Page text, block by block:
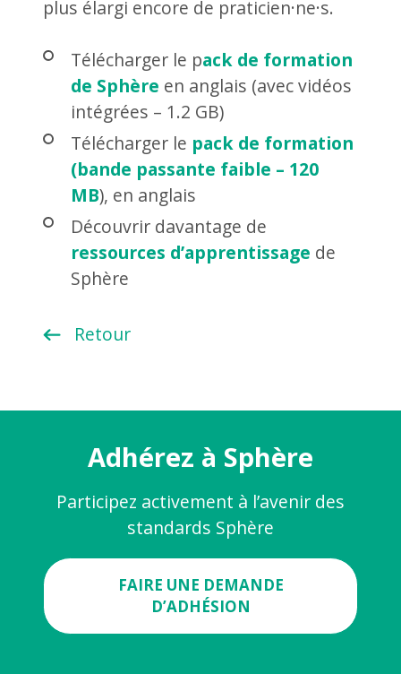
plus élargi encore de praticien·ne·s.
Télécharger le pack de formation
de Sphère en anglais (avec vidéos
intégrées – 1.2 GB)
Télécharger le pack de formation
(bande passante faible – 120
MB), en anglais
Découvrir davantage de
ressources d’apprentissage de
Sphère
Retour
Adhérez à Sphère
Participez activement à l’avenir des
standards Sphère
FAIRE UNE DEMANDE
D’ADHÉSION